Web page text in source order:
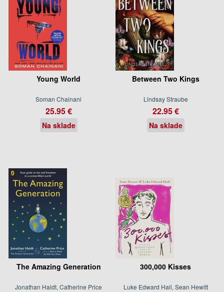
Young World
Soman Chainani
25.95 €
Na sklade
Between Two Kings
Lindsay Straube
22.95 €
Na sklade
The Amazing Generation
Jonathan Haidt, Catherine Price
300,000 Kisses
Luke Edward Hall, Sean Hewitt